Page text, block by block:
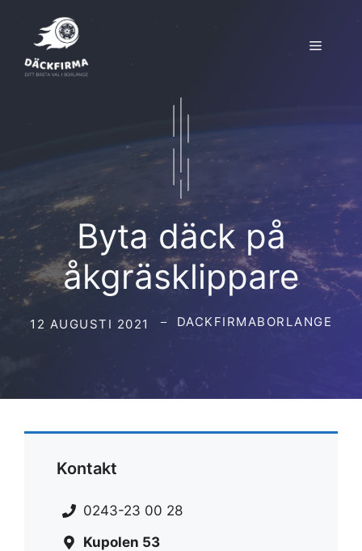
innehåll
Meny
Byta däck på
åkgräsklippare
12 AUGUSTI 2021 DACKFIRMABORLANGE
Kontakt
0243-23 00 28
Kupolen 53